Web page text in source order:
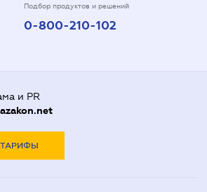
Подбор продуктов и решений
0-800-210-102
и PR
ТАРИФЫ